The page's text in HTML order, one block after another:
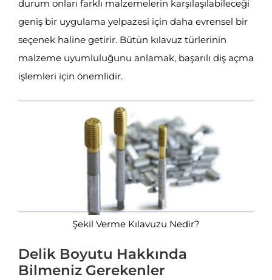
durum onları farklı malzemelerin karşılaşılabileceği
geniş bir uygulama yelpazesi için daha evrensel bir
seçenek haline getirir. Bütün kılavuz türlerinin
malzeme uyumluluğunu anlamak, başarılı diş açma
işlemleri için önemlidir.
Şekil Verme Kılavuzu Nedir?
Delik Boyutu Hakkında
Bilmeniz Gerekenler